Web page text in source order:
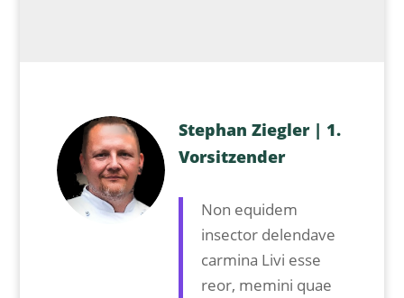
Stephan Ziegler | 1.
Vorsitzender
Non equidem
insector delendave
carmina Livi esse
reor, memini quae